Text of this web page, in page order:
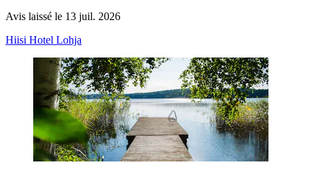
Avis laissé le 13 juil. 2026
Hiisi Hotel Lohja